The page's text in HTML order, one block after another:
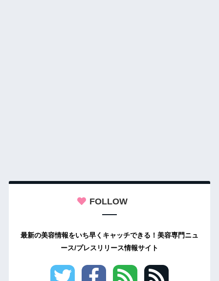
FOLLOW
最新の美容情報をいち早くキャッチできる！美容専門ニュ
ース/プレスリリース情報サイト